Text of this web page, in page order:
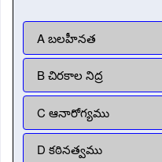
A బలహీనత
B చిరకాల నిద్ర
C ఆనారోగ్యము
D కఠినత్వము